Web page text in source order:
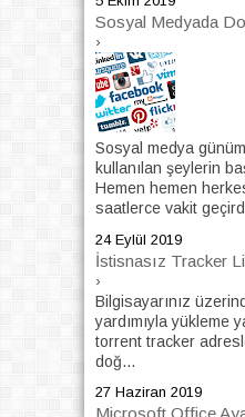
Sosyal Medyada
›
Sosyal medya
kullanılan şeylerin
Hemen hemen
saatlerce vakit
24 Eylül 2019
İstisnasız Tracker
›
Bilgisayarınız
yardımıyla yükleme
torrent tracker
doğ...
27 Haziran 2019